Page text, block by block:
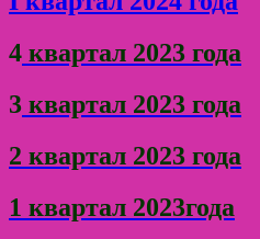
4 квартал 2023 года
3 квартал 2023 года
2 квартал 2023 года
1 квартал 2023года